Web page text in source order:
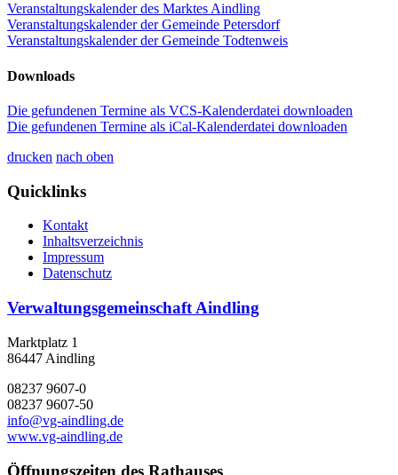
Veranstaltungskalender des Marktes Aindling
Veranstaltungskalender der Gemeinde Petersdorf
Veranstaltungskalender der Gemeinde Todtenweis
Downloads
Die gefundenen Termine als VCS-Kalenderdatei downloaden
Die gefundenen Termine als iCal-Kalenderdatei downloaden
drucken nach oben
Quicklinks
Kontakt
Inhaltsverzeichnis
Impressum
Datenschutz
Verwaltungsgemeinschaft Aindling
Marktplatz 1
86447 Aindling
08237 9607-0
08237 9607-50
info@vg-aindling.de
www.vg-aindling.de
Öffnungszeiten des Rathauses